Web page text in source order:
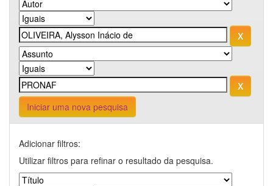
Iniciar uma nova pesquisa
Adicionar filtros:
Utilizar filtros para refinar o resultado da pesquisa.